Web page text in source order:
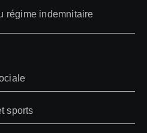
régime indemnitaire
sports